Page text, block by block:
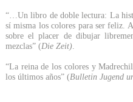
“…Un libro de doble lectura: La
sí misma los colores para ser feliz.
sobre el placer de dibujar
mezclas” (Die Zeit)
“La reina de los colores y
los últimos años” (Bulletin Jugend